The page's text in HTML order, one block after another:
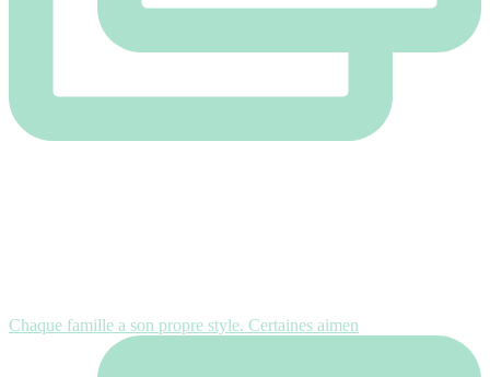
Chaque famille a son propre style. Certaines aimen